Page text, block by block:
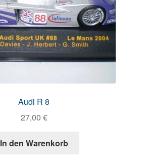
Audi R 8
27,00 €
In den Warenkorb